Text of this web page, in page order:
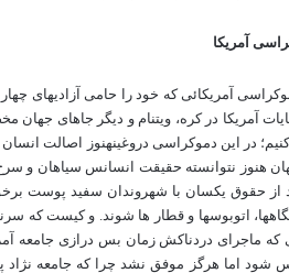
آمریکا
آمریکائی که خود را حامی آزادیهای
آمریکا در کره، ویتنام و دیگر جاهای
کنیم؛ در این دموکراسی دروغینهنوز اصالت
هنوز نتوانسته حقیقت انسانس سیاهان و سرخ
از حقوق یکسان با شهروندان سفید پوست
اتوبوسها و قطار ها شوند. و کیست که
که ماجرای دردناکش زمان بس درازی جامعه
شود اما هرگز موفق نشد چرا که جامعه